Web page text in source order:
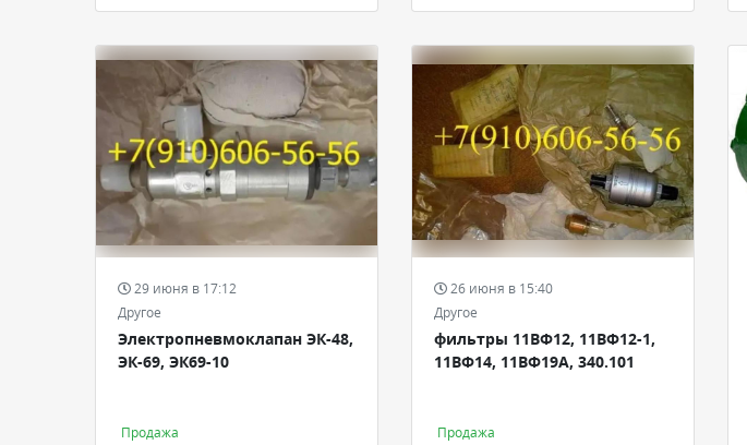
29 июня в 17:12
Другое
Электропневмоклапан ЭК-48,
ЭК-69, ЭК69-10
Продажа
26 июня в 15:40
Другое
фильтры 11ВФ12, 11ВФ12-1,
11ВФ14, 11ВФ19А, 340.101
Продажа